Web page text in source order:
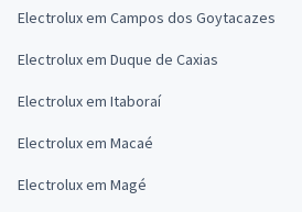
Electrolux em Campos dos Goytacazes
Electrolux em Duque de Caxias
Electrolux em Itaboraí
Electrolux em Macaé
Electrolux em Magé